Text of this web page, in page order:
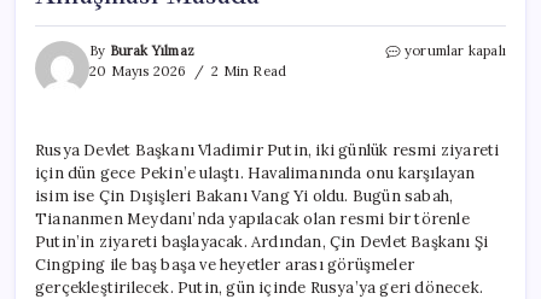
By Burak Yılmaz
20 Mayıs 2026
2 Min Read
Putin’in
İşbirliği
Anlaşması
Masada
için
yorumlar kapalı
Rusya Devlet Başkanı Vladimir Putin, iki günlük resmi ziyareti
için dün gece Pekin’e ulaştı. Havalimanında onu karşılayan
isim ise Çin Dışişleri Bakanı Vang Yi oldu. Bugün sabah,
Tiananmen Meydanı’nda yapılacak olan resmi bir törenle
Putin’in ziyareti başlayacak. Ardından, Çin Devlet Başkanı Şi
Cingping ile baş başa ve heyetler arası görüşmeler
gerçekleştirilecek. Putin, gün içinde Rusya’ya geri dönecek.